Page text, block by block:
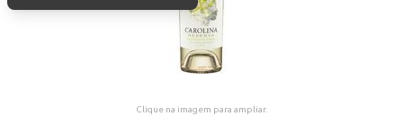
Clique na imagem para ampliar.